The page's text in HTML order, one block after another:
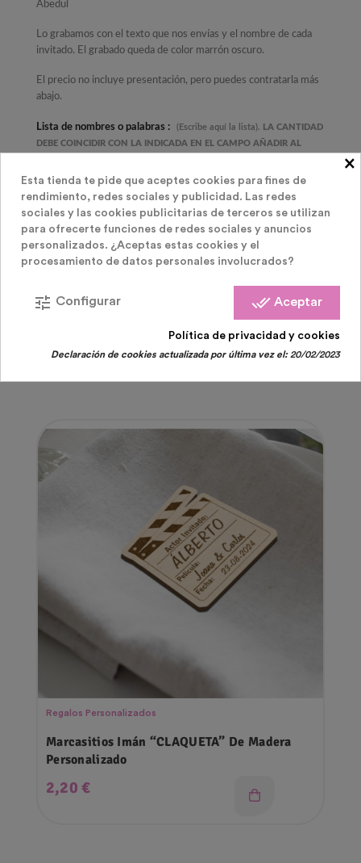
Abedul
Lo grabamos con el texto que nos envías y el nombre de cada
invitado. El grabado queda de color marrón oscuro.
El precio no incluye presentación, pero puedes contratarla más
abajo.
Lista de nombres o palabras : (Escribe aquí la lista).
LA CANTIDAD
DEBE COINCIDIR CON LA INDICADA EN EL CAMPO AÑADIR AL
Recibe tu pedido en10 días laborales en tu
casa.
PRODUCTOS EN LA MISMA CATEGORÍA )
Regalos Personalizados
Marcasitios Imán “CLAQUETA” De Madera
Personalizado
Precio
2,20 €
×
Esta tienda te pide que aceptes cookies para fines de
rendimiento, redes sociales y publicidad. Las redes
sociales y las cookies publicitarias de terceros se utilizan
para ofrecerte funciones de redes sociales y anuncios
personalizados. ¿Aceptas estas cookies y el
procesamiento de datos personales involucrados?
done_all Aceptar
tune Configurar
Política de privacidad y cookies
Declaración de cookies actualizada por última vez el:20/02/2023